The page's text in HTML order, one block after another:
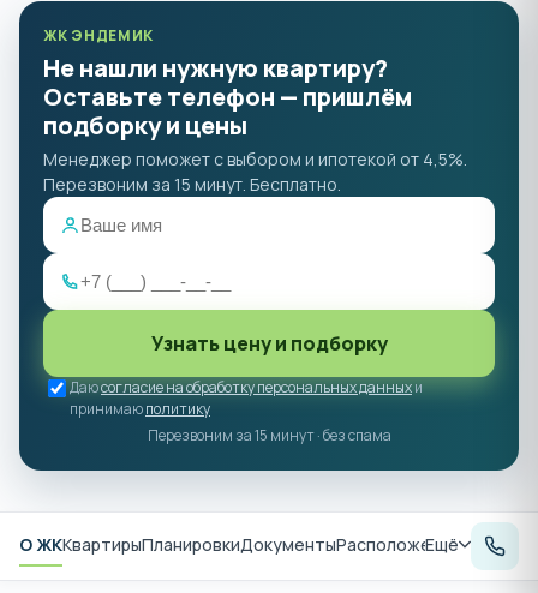
ЖК ЭНДЕМИК
Не нашли нужную квартиру?
Оставьте телефон — пришлём
подборку и цены
Менеджер поможет с выбором и ипотекой от 4,5%.
Перезвоним за 15 минут. Бесплатно.
Узнать цену и подборку
Даюсогласие на обработку персональных данныхи
принимаюполитику
Перезвоним за 15 минут · без спама
О ЖККвартирыПланировкиДокументыРасположение
Ещё